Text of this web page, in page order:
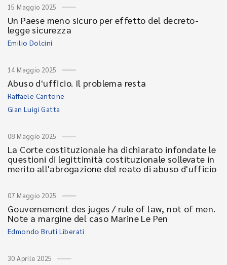
15 Maggio 2025
Un Paese meno sicuro per effetto del decreto-
legge sicurezza
Emilio Dolcini
14 Maggio 2025
Abuso d'ufficio. Il problema resta
Raffaele Cantone
Gian Luigi Gatta
08 Maggio 2025
La Corte costituzionale ha dichiarato infondate le
questioni di legittimità costituzionale sollevate in
merito all'abrogazione del reato di abuso d'ufficio
07 Maggio 2025
Gouvernement des juges / rule of law, not of men.
Note a margine del caso Marine Le Pen
Edmondo Bruti Liberati
30 Aprile 2025